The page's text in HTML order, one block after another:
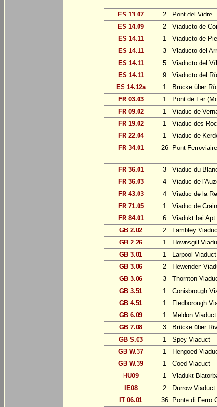
ES 13.07 2
Pont del Vidre
ES 14.09
2
Viaducto de
ES 14.11
1
Viaducto de
ES 14.11
3
Viaducto del
ES 14.11
5
Viaducto del
ES 14.11
9
Viaducto del
ES 14.12a
1
Brücke über
FR 03.03
1
Pont de Fer
FR 09.02
1
Viaduc de
FR 19.02
1
Viaduc des
FR 22.04
1
Viaduc de
FR 34.01
26 Pont
FR 36.01 3
Viaduc du
FR 36.03
4
Viaduc de
FR 43.03
4
Viaduc de la
FR 71.05
1
Viaduc de
FR 84.01
6
Viadukt bei Apt
GB 2.02
2
Lambley
GB 2.26
1
Hownsgill
GB 3.01
1
Larpool Viaduct
GB 3.06
2
Hewenden
GB 3.06
3
Thornton
GB 3.51
1
Conisbrough
GB 4.51
1
Fledborough
GB 6.09
1
Meldon Viaduct
GB 7.08
3
Brücke über
GB S.03
1
Spey Viaduct
GB W.37
1
Hengoed
GB W.39
1
Coed Viaduct
HU09
1
Viadukt
IE08
2
Durrow Viaduct
IT 06.01
36
Ponte di Ferro